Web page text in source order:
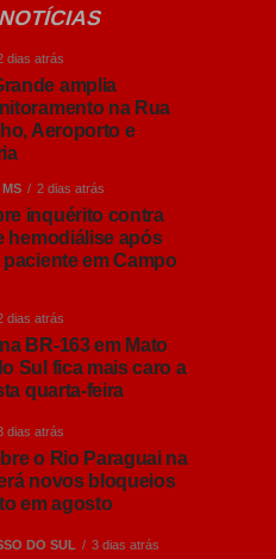
dias atrás
amplia
na Rua
Aeroporto e
2 dias atrás
inquérito contra
hemodiálise após
em Campo
dias atrás
BR-163 em Mato
Sul fica mais caro a
quarta-feira
dias atrás
o Rio Paraguai na
novos bloqueios
em agosto
DO SUL 3 dias atrás